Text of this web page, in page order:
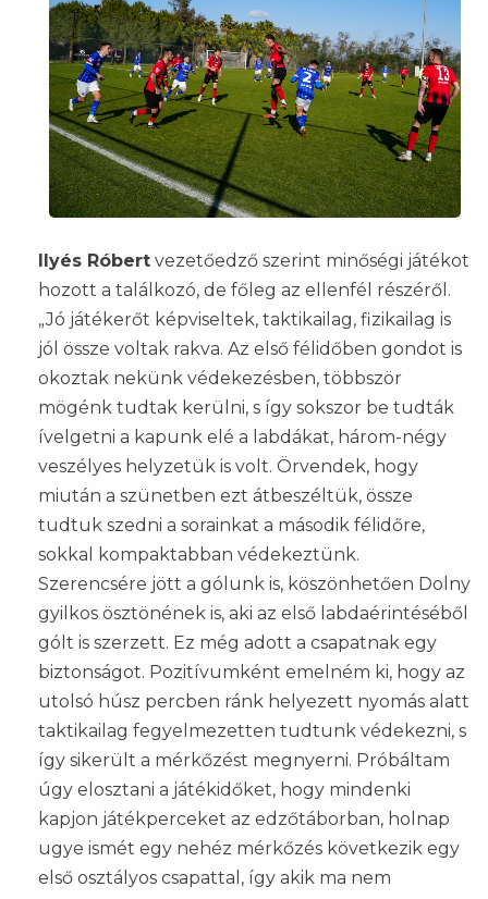
Ilyés Róbert vezetőedző szerint minőségi játékot
hozott a találkozó, de főleg az ellenfél részéről.
„Jó játékerőt képviseltek, taktikailag, fizikailag is
jól össze voltak rakva. Az első félidőben gondot is
okoztak nekünk védekezésben, többször
mögénk tudtak kerülni, s így sokszor be tudták
ívelgetni a kapunk elé a labdákat, három-négy
veszélyes helyzetük is volt. Örvendek, hogy
miután a szünetben ezt átbeszéltük, össze
tudtuk szedni a sorainkat a második félidőre,
sokkal kompaktabban védekeztünk.
Szerencsére jött a gólunk is, köszönhetően Dolny
gyilkos ösztönének is, aki az első labdaérintéséből
gólt is szerzett. Ez még adott a csapatnak egy
biztonságot. Pozitívumként emelném ki, hogy az
utolsó húsz percben ránk helyezett nyomás alatt
taktikailag fegyelmezetten tudtunk védekezni, s
így sikerült a mérkőzést megnyerni. Próbáltam
úgy elosztani a játékidőket, hogy mindenki
kapjon játékperceket az edzőtáborban, holnap
ugye ismét egy nehéz mérkőzés következik egy
első osztályos csapattal, így akik ma nem